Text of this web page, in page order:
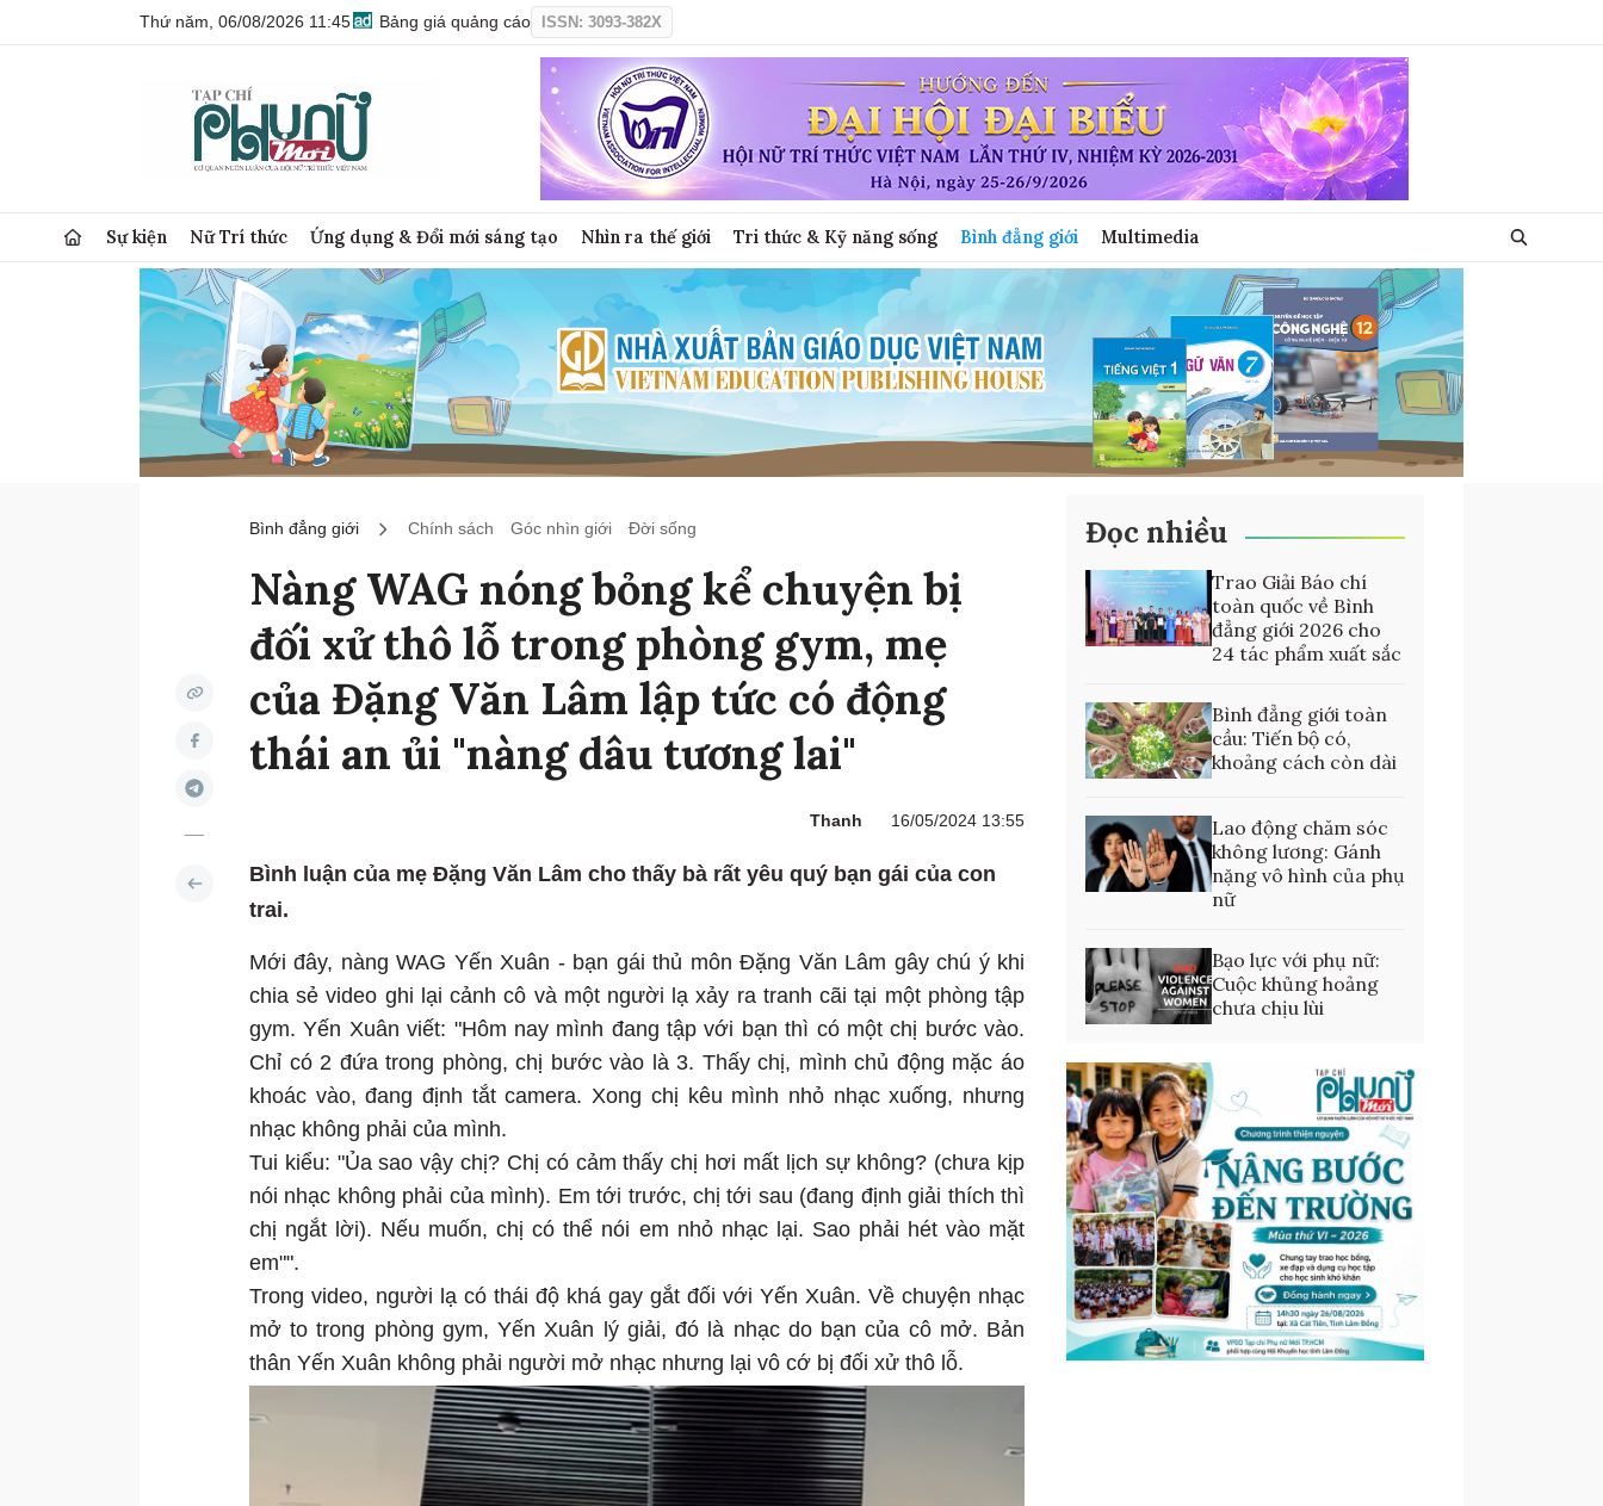
Thứ năm, 06/08/2026 11:45 Bảng giá quảng cáo ISSN: 3093-382X
Sự kiện Nữ Trí thức Ứng dụng & Đổi mới sáng tạo Nhìn ra thế giới Tri thức & Kỹ năng sống Bình đẳng giới Multimedia
Bình đẳng giới Chính sách Góc nhìn giới Đời sống
Nàng WAG nóng bỏng kể chuyện bị
đối xử thô lỗ trong phòng gym, mẹ
của Đặng Văn Lâm lập tức có động
thái an ủi "nàng dâu tương lai"
Thanh 16/05/2024 13:55
Bình luận của mẹ Đặng Văn Lâm cho thấy bà rất yêu quý bạn gái của con
trai.
Mới đây, nàng WAG Yến Xuân - bạn gái thủ môn Đặng Văn Lâm gây chú ý khi
chia sẻ video ghi lại cảnh cô và một người lạ xảy ra tranh cãi tại một phòng tập
gym. Yến Xuân viết: "Hôm nay mình đang tập với bạn thì có một chị bước vào.
Chỉ có 2 đứa trong phòng, chị bước vào là 3. Thấy chị, mình chủ động mặc áo
khoác vào, đang định tắt camera. Xong chị kêu mình nhỏ nhạc xuống, nhưng
nhạc không phải của mình.
Tui kiểu: "Ủa sao vậy chị? Chị có cảm thấy chị hơi mất lịch sự không? (chưa kịp
nói nhạc không phải của mình). Em tới trước, chị tới sau (đang định giải thích thì
chị ngắt lời). Nếu muốn, chị có thể nói em nhỏ nhạc lại. Sao phải hét vào mặt
em"".
Trong video, người lạ có thái độ khá gay gắt đối với Yến Xuân. Về chuyện nhạc
mở to trong phòng gym, Yến Xuân lý giải, đó là nhạc do bạn của cô mở. Bản
thân Yến Xuân không phải người mở nhạc nhưng lại vô cớ bị đối xử thô lỗ.
Đọc nhiều
Trao Giải Báo chí
toàn quốc về Bình
đẳng giới 2026 cho
24 tác phẩm xuất sắc
Bình đẳng giới toàn
cầu: Tiến bộ có,
khoảng cách còn dài
Lao động chăm sóc
không lương: Gánh
nặng vô hình của phụ
nữ
Bạo lực với phụ nữ:
Cuộc khủng hoảng
chưa chịu lùi